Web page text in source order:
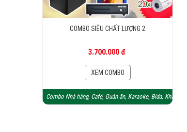
COMBO SIÊU CHẤT LƯỢNG 2
3.700.000 đ
XEM COMBO
Combo Nhà hàng, Café, Quán ăn, Karaoke, Bida, Khách sạn